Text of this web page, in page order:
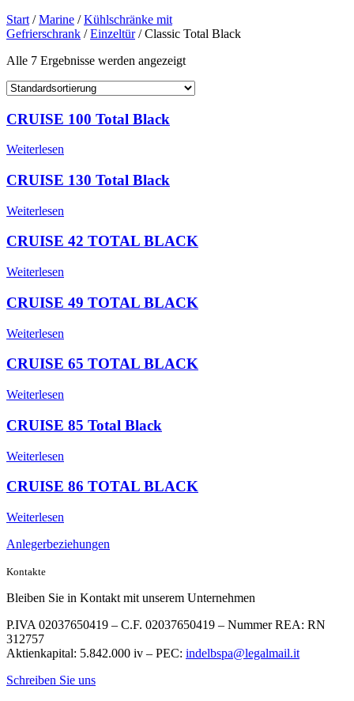
Start /Marine /Kühlschränke mit
Gefrierschrank /Einzeltür/ Classic Total Black
Alle 7 Ergebnisse werden angezeigt
CRUISE 100 Total Black
Weiterlesen
CRUISE 130 Total Black
Weiterlesen
CRUISE 42 TOTAL BLACK
Weiterlesen
CRUISE 49 TOTAL BLACK
Weiterlesen
CRUISE 65 TOTAL BLACK
Weiterlesen
CRUISE 85 Total Black
Weiterlesen
CRUISE 86 TOTAL BLACK
Weiterlesen
Anlegerbeziehungen
Kontakte
Bleiben Sie in Kontakt mit unserem Unternehmen
P.IVA 02037650419 – C.F. 02037650419 – Nummer REA: RN
312757
Aktienkapital: 5.842.000 iv – PEC: indelbspa@legalmail.it
Schreiben Sie uns